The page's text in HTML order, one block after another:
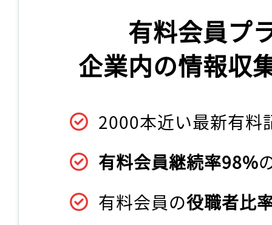
有料会員プ
企業内の情報収
2000本近い最新有料
有料会員継続率98%
有料会員の役職者比